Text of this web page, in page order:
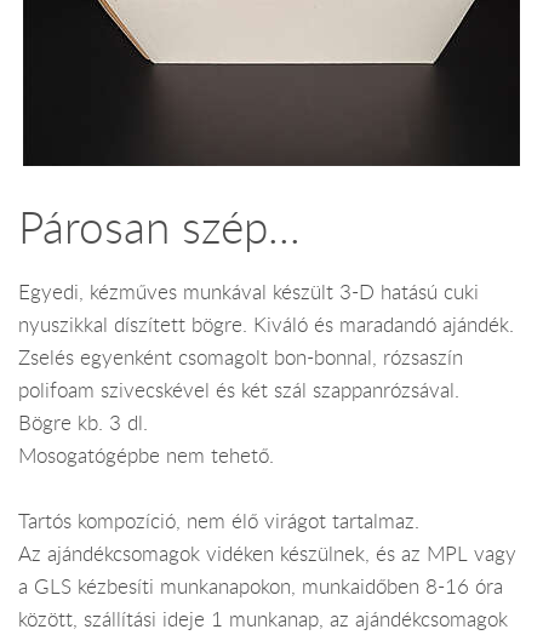
Párosan szép...
Egyedi, kézműves munkával készült 3-D hatású cuki
nyuszikkal díszített bögre. Kiváló és maradandó ajándék.
Zselés egyenként csomagolt bon-bonnal, rózsaszín
polifoam szivecskével és két szál szappanrózsával.
Bögre kb. 3 dl.
Mosogatógépbe nem tehető.
Tartós kompozíció, nem élő virágot tartalmaz.
Az ajándékcsomagok vidéken készülnek, és az MPL vagy
a GLS kézbesíti munkanapokon, munkaidőben 8-16 óra
között, szállítási ideje 1 munkanap, az ajándékcsomagok